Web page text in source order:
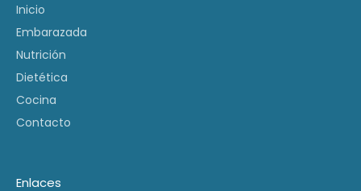
Inicio
Embarazada
Nutrición
Dietética
Cocina
Contacto
Enlaces